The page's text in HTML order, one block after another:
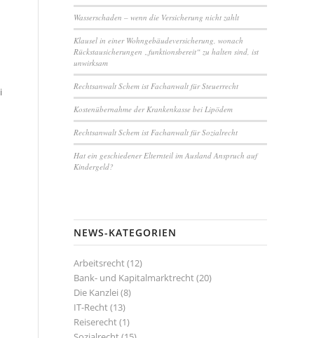
Wasserschaden – wenn die Versicherung nicht zahlt
Klausel in einer Wohngebäudeversicherung, wonach
Rückstausicherungen „funktionsbereit“ zu halten sind, ist
unwirksam
Rechtsanwalt Schem ist Fachanwalt für Steuerrecht
Kostenübernahme der Krankenkasse bei Lipödem
Rechtsanwalt Schem ist Fachanwalt für Sozialrecht
Hat ein geschiedener Elternteil im Ausland Anspruch auf
Kindergeld?
NEWS-KATEGORIEN
Arbeitsrecht(12)
Bank- und Kapitalmarktrecht(20)
Die Kanzlei (8)
IT-Recht(13)
Reiserecht(1)